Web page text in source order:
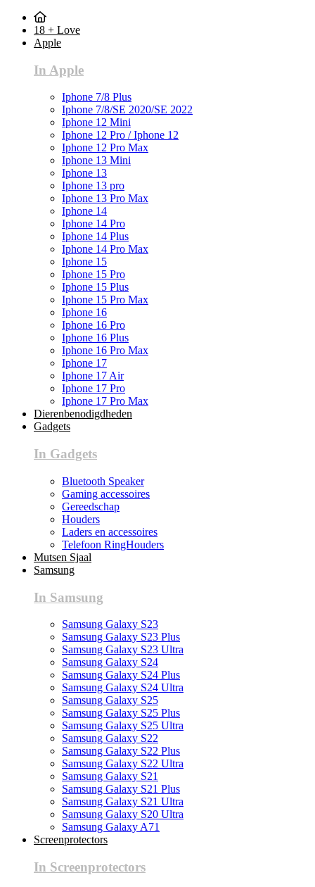
18 + Love
Apple
In Apple
Iphone 7/8 Plus
Iphone 7/8/SE 2020/SE 2022
Iphone 12 Mini
Iphone 12 Pro / Iphone 12
Iphone 12 Pro Max
Iphone 13 Mini
Iphone 13
Iphone 13 pro
Iphone 13 Pro Max
Iphone 14
Iphone 14 Pro
Iphone 14 Plus
Iphone 14 Pro Max
Iphone 15
Iphone 15 Pro
Iphone 15 Plus
Iphone 15 Pro Max
Iphone 16
Iphone 16 Pro
Iphone 16 Plus
Iphone 16 Pro Max
Iphone 17
Iphone 17 Air
Iphone 17 Pro
Iphone 17 Pro Max
Dierenbenodigdheden
Gadgets
In Gadgets
Bluetooth Speaker
Gaming accessoires
Gereedschap
Houders
Laders en accessoires
Telefoon RingHouders
Mutsen Sjaal
Samsung
In Samsung
Samsung Galaxy S23
Samsung Galaxy S23 Plus
Samsung Galaxy S23 Ultra
Samsung Galaxy S24
Samsung Galaxy S24 Plus
Samsung Galaxy S24 Ultra
Samsung Galaxy S25
Samsung Galaxy S25 Plus
Samsung Galaxy S25 Ultra
Samsung Galaxy S22
Samsung Galaxy S22 Plus
Samsung Galaxy S22 Ultra
Samsung Galaxy S21
Samsung Galaxy S21 Plus
Samsung Galaxy S21 Ultra
Samsung Galaxy S20 Ultra
Samsung Galaxy A71
Screenprotectors
In Screenprotectors